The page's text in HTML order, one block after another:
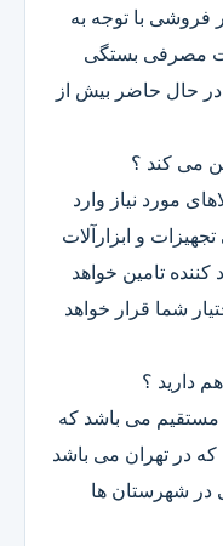
فروشی با توجه به
مصرفی بستگی
در حال حاضر بیش از
می کند ؟
از ۸۰ درصد کالاهای مورد نیاز وارد
و ابزارآلات
تامین خواهد
شما قرار خواهد
دارید ؟
مستقیم می باشد که
در تهران می باشد
در شهرستان ها